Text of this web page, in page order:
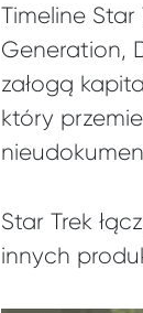
Timeline
Generation,
załogą
który
Star Trek
innych